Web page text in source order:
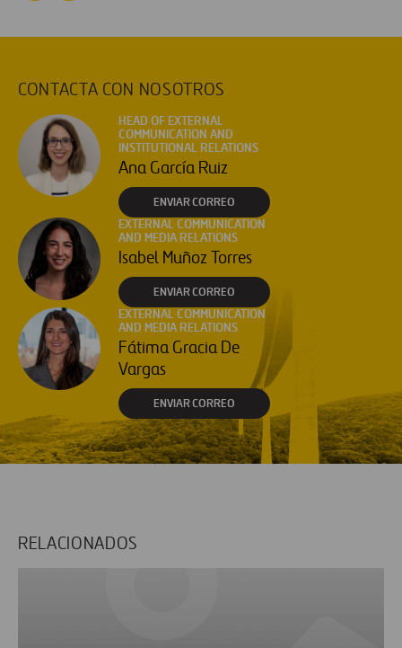
CONTACTA CON NOSOTROS
HEAD OF EXTERNAL
COMMUNICATION AND
INSTITUTIONAL RELATIONS
Ana García Ruiz
ENVIAR CORREO
EXTERNAL COMMUNICATION
AND MEDIA RELATIONS
Isabel Muñoz Torres
ENVIAR CORREO
EXTERNAL COMMUNICATION
AND MEDIA RELATIONS
Fátima Gracia De
Vargas
ENVIAR CORREO
RELACIONADOS